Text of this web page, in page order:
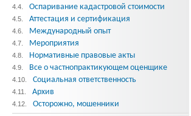
4.4. Оспаривание кадастровой стоимости
4.5. Аттестация и сертификация
4.6. Международный опыт
4.7. Мероприятия
4.8. Нормативные правовые акты
4.9. Все о частнопрактикующем оценщике
4.10. Социальная ответственность
4.11. Архив
4.12. Осторожно, мошенники